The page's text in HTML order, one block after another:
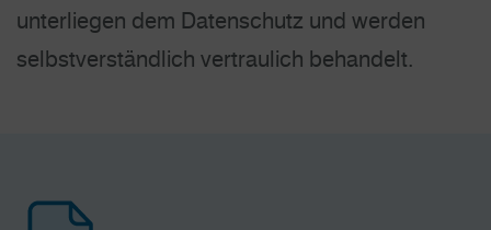
unterliegen dem Datenschutz und werden
selbstverständlich vertraulich behandelt.